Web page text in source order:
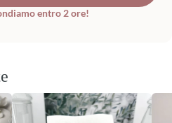
entro 2 ore!